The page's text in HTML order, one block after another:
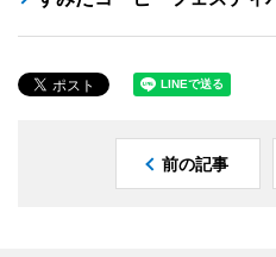
前の記事